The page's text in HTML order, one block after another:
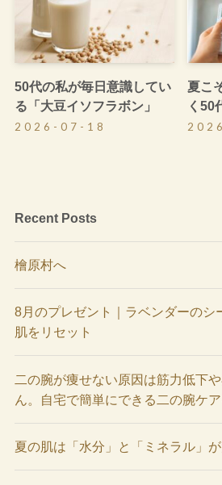
50代の私が毎日意識してい
る「大豆イソフラボン」
2026-07-18
夏こ
く50
Recent Posts
檜原村へ
8月のプレゼント｜ラベンダーのシ
肌をリセット
二の腕が痩せない原因は筋力低下
ん。自宅で簡単にできる二の腕ケ
夏の肌は「水分」と「ミネラル」